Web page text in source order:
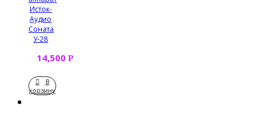
Исток-
Аудио
Соната
У-28
14,500 Р
В
корзину